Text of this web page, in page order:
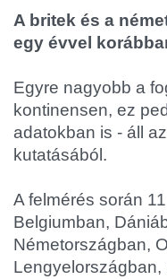
A britek és a
egy évvel
Egyre nagyobb a
kontinensen, ez
adatokban is - áll az
kutatásából.
A felmérés során
Belgiumban,
Németországban,